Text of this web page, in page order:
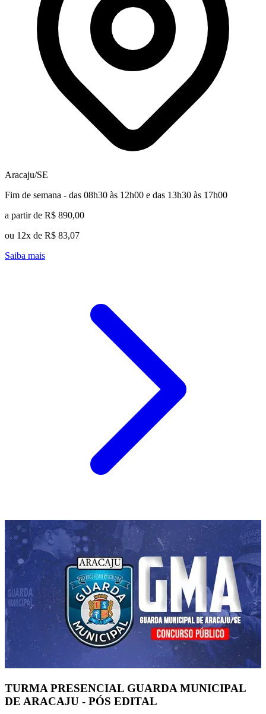
Aracaju/SE
Fim de semana - das 08h30 às 12h00 e das 13h30 às 17h00
a partir de R$ 890,00
ou 12x de R$ 83,07
Saiba mais
TURMA PRESENCIAL GUARDA MUNICIPAL
DE ARACAJU - PÓS EDITAL